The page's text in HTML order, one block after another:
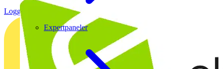
Expertpaneler
Logga in Registrera dig